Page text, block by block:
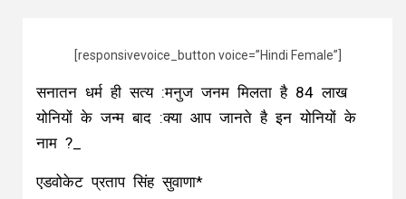
[responsivevoice_button voice=”Hindi Female”]
सनातन धर्म ही सत्य :मनुज जनम मिलता है 84 लाख
योनियों के जन्म बाद :क्या आप जानते है इन योनियों के
नाम ?_
एडवोकेट प्रताप सिंह सुवाणा*